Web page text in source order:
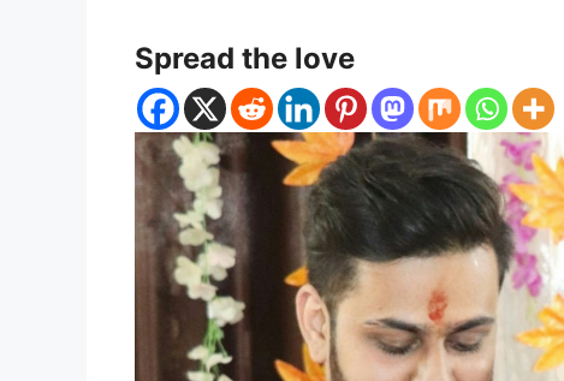
Spread the love